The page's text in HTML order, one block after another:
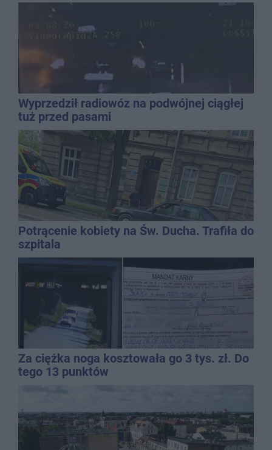
Wyprzedził radiowóz na podwójnej ciągłej
tuż przed pasami
Potrącenie kobiety na Św. Ducha. Trafiła do
szpitala
Za ciężka noga kosztowała go 3 tys. zł. Do
tego 13 punktów